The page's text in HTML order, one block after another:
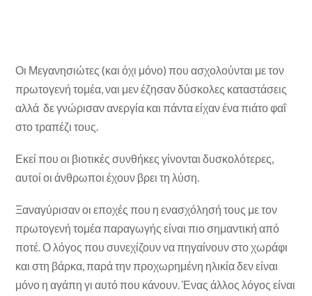
Οι Μεγανησιώτες (και όχι μόνο) που ασχολούνται με τον
πρωτογενή τομέα, ναι μεν έζησαν δύσκολες καταστάσεις
αλλά δε γνώρισαν ανεργία και πάντα είχαν ένα πιάτο φαΐ
στο τραπέζι τους.
Εκεί που οι βιοτικές συνθήκες γίνονται δυσκολότερες,
αυτοί οι άνθρωποι έχουν βρει τη λύση.
Ξαναγύρισαν οι εποχές που η ενασχόλησή τους με τον
πρωτογενή τομέα παραγωγής είναι πιο σημαντική από
ποτέ. Ο λόγος που συνεχίζουν να πηγαίνουν στο χωράφι
και στη βάρκα, παρά την προχωρημένη ηλικία δεν είναι
μόνο η αγάπη γι αυτό που κάνουν. Ένας άλλος λόγος είναι